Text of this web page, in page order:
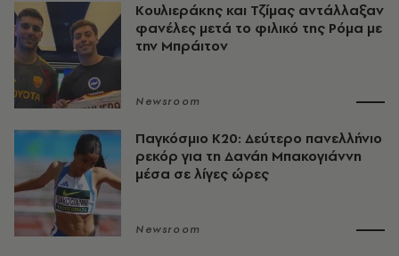
Κουλιεράκης και Τζίμας αντάλλαξαν
φανέλες μετά το φιλικό της Ρόμα με
την Μπράιτον
Newsroom
Παγκόσμιο Κ20: Δεύτερο πανελλήνιο
ρεκόρ για τη Δανάη Μπακογιάννη
μέσα σε λίγες ώρες
Newsroom